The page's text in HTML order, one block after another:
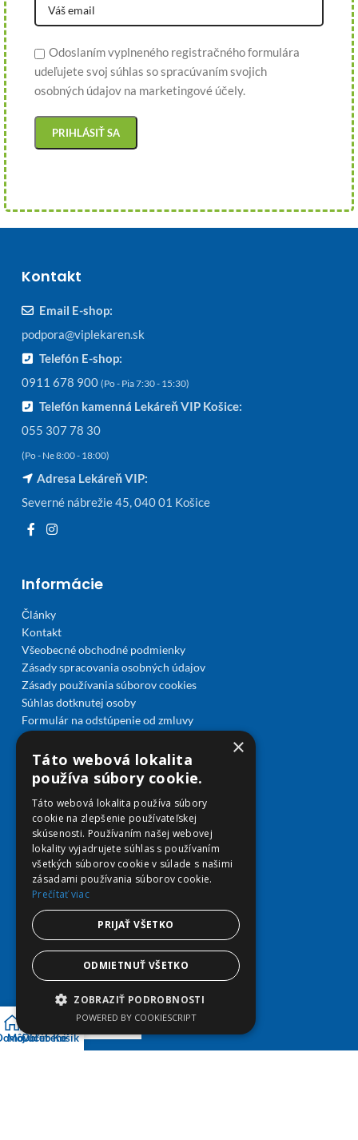
Odoslaním vyplneného registračného formulára
udeľujete svoj súhlas so spracúvaním svojich
osobných údajov na marketingové účely.
Kontakt
Email E-shop:
podpora@viplekaren.sk
Telefón E-shop:
0911 678 900 (Po - Pia 7:30 - 15:30)
Telefón kamenná Lekáreň VIP Košice:
055 307 78 30
(Po - Ne 8:00 - 18:00)
Adresa Lekáreň VIP:
Severné nábrežie 45, 040 01 Košice
Informácie
Články
Kontakt
Všeobecné obchodné podmienky
Zásady spracovania osobných údajov
Zásady používania súborov cookies
Súhlas dotknutej osoby
Formulár na odstúpenie od zmluvy
Predaj
Môj účet
Obľúbené
Košík
Doprava a platba
Môj účet
ObľúbenéKošík
×
Táto webová lokalita
používa súbory cookie.
Táto webová lokalita používa súbory
cookie na zlepšenie používateľskej
skúsenosti. Používaním našej webovej
lokality vyjadrujete súhlas s používaním
všetkých súborov cookie v súlade s našimi
zásadami používania súborov cookie.
Prečítať viac
PRIJAŤ VŠETKO
ODMIETNUŤ VŠETKO
ZOBRAZIŤ PODROBNOSTI
POWERED BY COOKIESCRIPT